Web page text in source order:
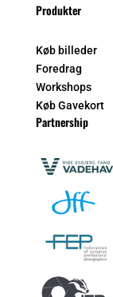
Produkter
Køb billeder
Foredrag
Workshops
Køb Gavekort
Partnership